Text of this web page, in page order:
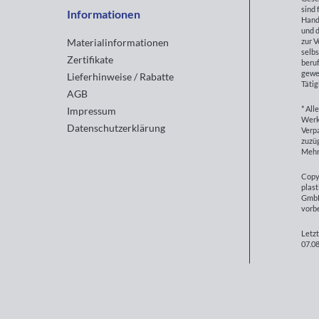
Informationen
Materialinformationen
Zertifikate
Lieferhinweise / Rabatte
AGB
Impressum
Datenschutzerklärung
sind
und
zur
*